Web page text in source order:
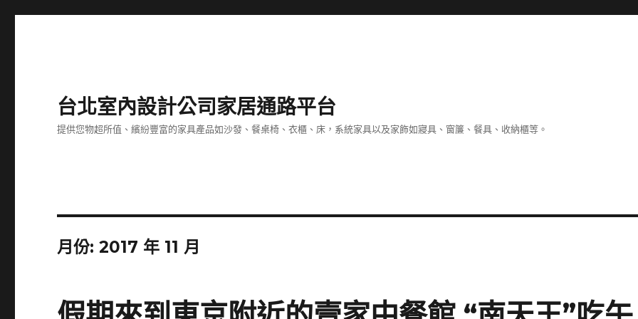
台北室內設計公司家居通路平台
提供您物超所值、繽紛豐富的家具產品如沙發、餐桌椅、衣櫃、床，系統家具以及家飾如寢具、窗簾、餐具、收納櫃等。
月份:2017 年 11 月